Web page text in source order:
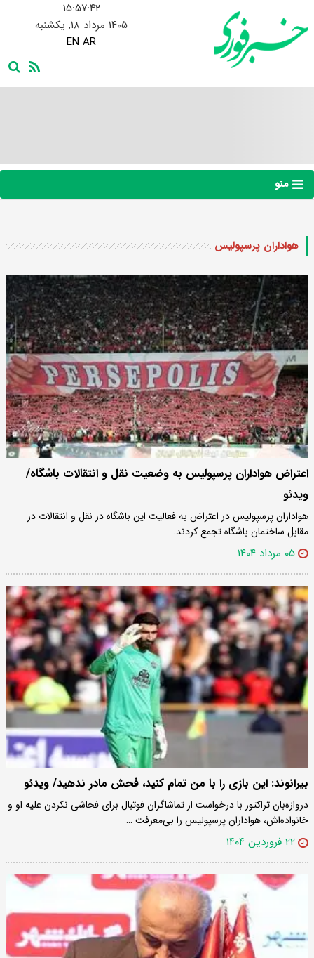
۱۵:۵۷:۴۳
۱۴۰۵ مرداد ۱۸, یکشنبه
EN AR
منو
هواداران پرسپولیس
اعتراض هواداران پرسپولیس به وضعیت نقل و انتقالات باشگاه/
ویدئو
هواداران پرسپولیس در اعتراض به فعالیت این باشگاه در نقل و انتقالات در
مقابل ساختمان باشگاه تجمع کردند.
۰۵ مرداد ۱۴۰۴
بیرانوند: این بازی را با من تمام کنید، فحش مادر ندهید/ ویدئو
دروازه‌بان تراکتور با درخواست از تماشاگران فوتبال برای فحاشی نکردن علیه او و
خانواده‌اش، هواداران پرسپولیس را بی‌معرفت …
۲۲ فروردین ۱۴۰۴